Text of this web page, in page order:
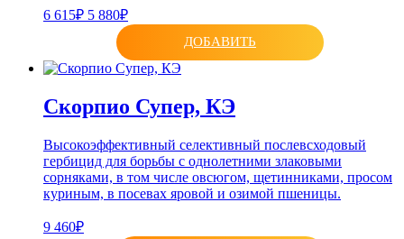
6 615₽ 5 880₽
ДОБАВИТЬ
Скорпио Супер, КЭ
Высокоэффективный селективный послевсходовый
гербицид для борьбы с однолетними злаковыми
сорняками, в том числе овсюгом, щетинниками, просом
куриным, в посевах яровой и озимой пшеницы.
9 460₽